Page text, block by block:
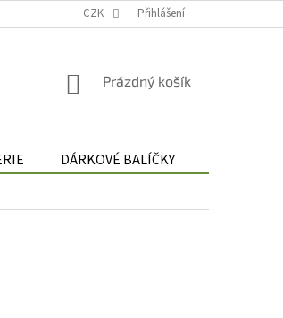
Odstoupení od smlouvy
CZK Přihlášení
NÁKUPNÍ
Prázdný košík
DÁRKOVÉ BALÍČKY